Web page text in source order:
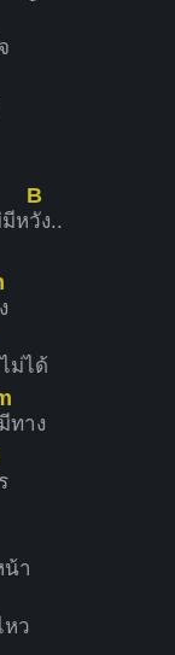
ห
B
วัง..
ม่ได้
ทาง
น้า
หว